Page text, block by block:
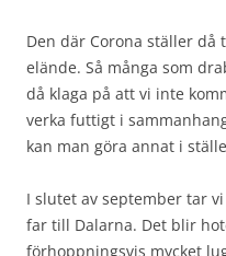
Den där Corona ställer då
elände. Så många som
då klaga på att vi inte
verka futtigt i
kan man göra annat i
I slutet av september tar
far till Dalarna. Det blir
förhoppningsvis mycket